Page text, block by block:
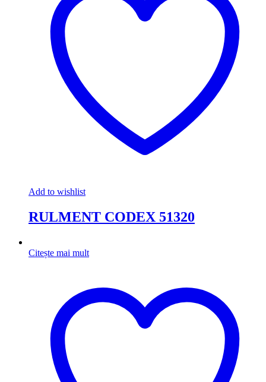
Add to wishlist
RULMENT CODEX 51320
Citește mai mult